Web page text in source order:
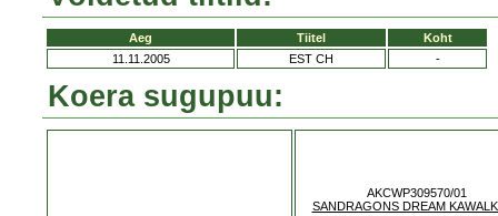
Aeg Tiitel
Koht
11.11.2005
EST CH -
Koera sugupuu:
AKCWP309570/01
SANDRAGONS DREAM